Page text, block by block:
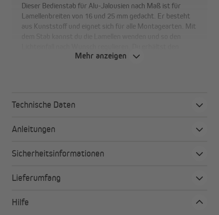
Dieser Bedienstab für Alu-Jalousien nach Maß ist für
Lamellenbreiten von 16 und 25 mm gedacht. Er besteht
aus Kunststoff und eignet sich für alle Montagearten. Mit
Bedienstab je nach Bedarf in unterschiedlichen Längen.
Mehr anzeigen
Technische Daten
Anleitungen
Sicherheitsinformationen
Lieferumfang
Hilfe